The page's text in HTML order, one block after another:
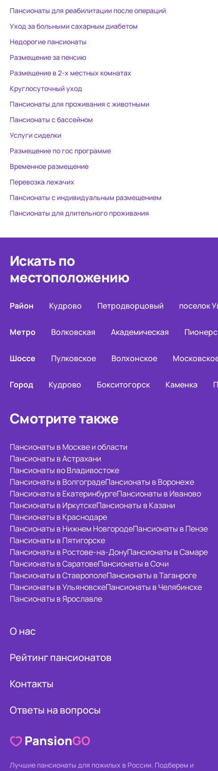
Пансионаты для реабилитации после операций
Уход за больными сахарным диабетом
Недорогие пансионаты
Размещение за пенсию
Размещение в 2-х местных комнатах
Круглосуточный уход
Пансионаты для проживания с животными
Пансионаты с бассейном
Услуги сиделки
Размещение по гос программе
Временное размещение
Перевозка лежачих
Пансионаты с индивидуальным размещением
Пансионаты для длительного проживания
Искать по
местоположению
Район Кудрово Петродворцовый поселок
Метро Волковская Академическая
Шоссе Пулковское Волхонское
Город Кудрово Бокситогорск Каменка
Смотрите также
Пансионаты в Москве и области
Пансионаты в Астрахани
Пансионаты во Владивостоке
Пансионаты в ВолгоградеПансионаты в Воронеже
Пансионаты в ЕкатеринбургеПансионаты в Иваново
Пансионаты в ИркутскеПансионаты в Казани
Пансионаты в Краснодаре
Пансионаты в Нижнем НовгородеПансионаты в Пензе
Пансионаты в Пятигорске
Пансионаты в Ростове-на-ДонуПансионаты в Самаре
Пансионаты в СаратовеПансионаты в Сочи
Пансионаты в СтаврополеПансионаты в Таганроге
Пансионаты в УльяновскеПансионаты в Челябинске
Пансионаты в Ярославле
О нас
Рейтинг пансионатов
Контакты
Ответы на вопросы
Лучшие пансионаты для пожилых в России. Подберем и